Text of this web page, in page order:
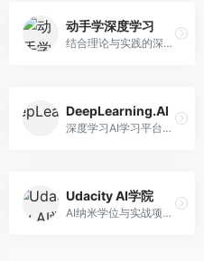
动手学深度学习
结合理论与实践的深度学习教材，专注于代码驱动学习。面向学生和开发者，提供深度学习理论、代码实现、练习题等资源，学习体验好。
DeepLearning.AI
深度学习AI学习平台，由吴恩达创立。面向AI学习者，提供深度学习专项课程、AI新闻、技术社区等资源，课程质量权威。
Udacity AI学院
AI纳米学位与实战项目平台，专注于职业导向学习。面向AI从业者，提供机器学习、深度学习、计算机视觉等纳米学位，项目实战性强。